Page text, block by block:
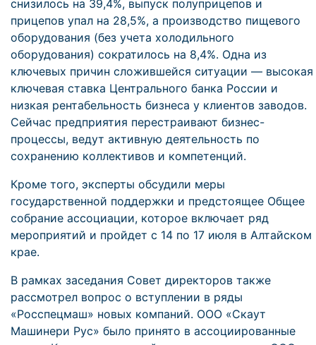
снизилось на 39,4%, выпуск полуприцепов и
прицепов упал на 28,5%, а производство пищевого
оборудования (без учета холодильного
оборудования) сократилось на 8,4%. Одна из
ключевых причин сложившейся ситуации — высокая
ключевая ставка Центрального банка России и
низкая рентабельность бизнеса у клиентов заводов.
Сейчас предприятия перестраивают бизнес-
процессы, ведут активную деятельность по
сохранению коллективов и компетенций.
Кроме того, эксперты обсудили меры
государственной поддержки и предстоящее Общее
собрание ассоциации, которое включает ряд
мероприятий и пройдет с 14 по 17 июля в Алтайском
крае.
В рамках заседания Совет директоров также
рассмотрел вопрос о вступлении в ряды
«Росспецмаш» новых компаний. ООО «Скаут
Машинери Рус» было принято в ассоциированные